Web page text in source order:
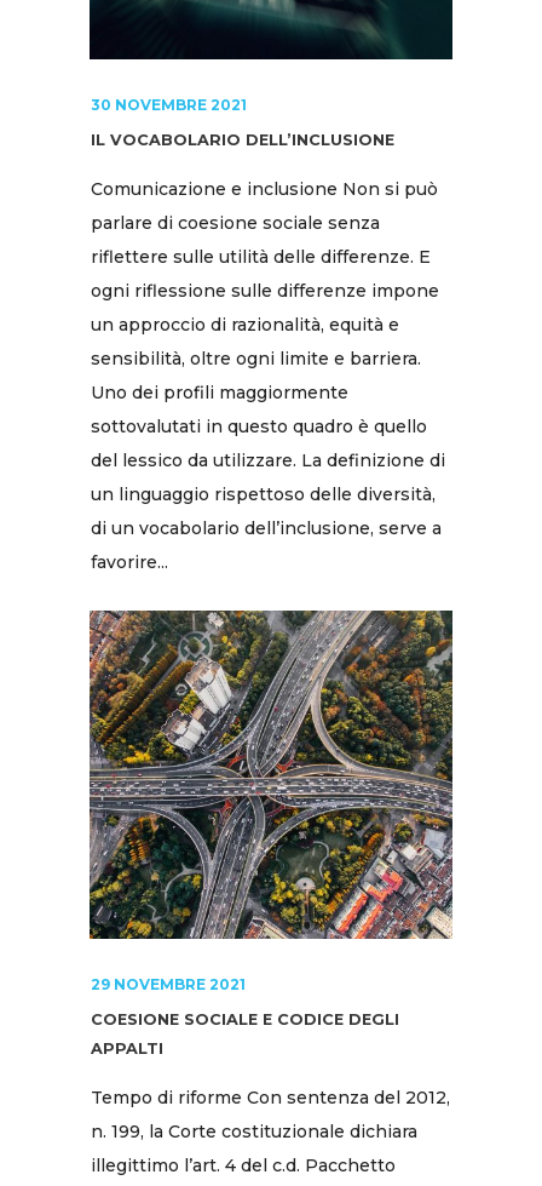
30 NOVEMBRE 2021
IL VOCABOLARIO DELL’INCLUSIONE
Comunicazione e inclusione Non si può
parlare di coesione sociale senza
riflettere sulle utilità delle differenze. E
ogni riflessione sulle differenze impone
un approccio di razionalità, equità e
sensibilità, oltre ogni limite e barriera.
Uno dei profili maggiormente
sottovalutati in questo quadro è quello
del lessico da utilizzare. La definizione di
un linguaggio rispettoso delle diversità,
di un vocabolario dell’inclusione, serve a
favorire...
29 NOVEMBRE 2021
COESIONE SOCIALE E CODICE DEGLI
APPALTI
Tempo di riforme Con sentenza del 2012,
n. 199, la Corte costituzionale dichiara
illegittimo l’art. 4 del c.d. Pacchetto